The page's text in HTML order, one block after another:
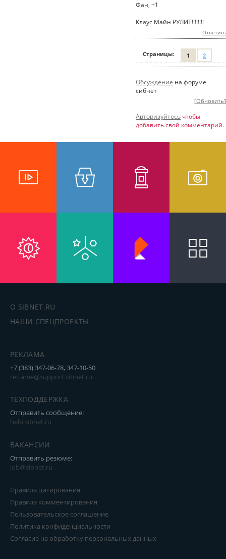
Фан, +1
Клаус Майн РУЛИТ!!!!!!!!
Ответить
Страницы: 1 2
Обсуждение на форуме
сибнет
[Обновить]
Авторизуйтесь чтобы
добавить свой комментарий.
О SIBNET.RU
НАШИ СПЕЦПРОЕКТЫ
РЕКЛАМА
+7 (383) 347-06-78, 347-10-50
reclame@support.sibnet.ru
ТЕХПОДДЕРЖКА
Отправить сообщение:
help.sibnet.ru
ВАКАНСИИ
Отправить резюме:
job@sibnet.ru
Правила цитирования
Правила комментирования
Пользовательское соглашение
Политика конфиденциальности
Согласие на обработку персональных данных